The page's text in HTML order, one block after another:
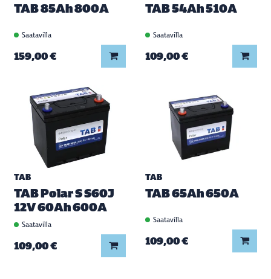
TAB 85Ah 800A
Saatavilla
159,00 € Lisää koriin
TAB 54Ah 510A
Saatavilla
109,00 €
TAB
TAB Polar S S60J
12V 60Ah 600A
Saatavilla
109,00 € Lisää koriin
TAB
TAB 65Ah 650A
Saatavilla
109,00 €